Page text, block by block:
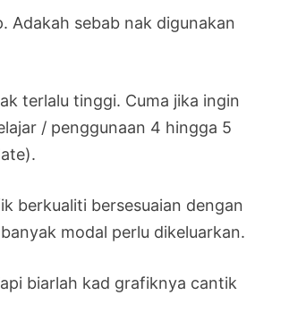
Adakah sebab nak digunakan
terlalu tinggi. Cuma jika ingin
/ penggunaan 4 hingga 5
berkualiti bersesuaian dengan
modal perlu dikeluarkan.
biarlah kad grafiknya cantik